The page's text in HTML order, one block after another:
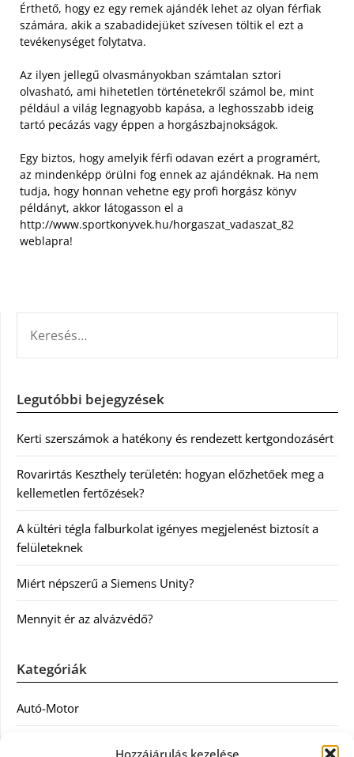
Hozzájárulás kezelése
Érthető, hogy ez egy remek ajándék lehet az olyan férfiak
számára, akik a szabadidejüket szívesen töltik el ezt a
tevékenységet folytatva.
Az ilyen jellegű olvasmányokban számtalan sztori
olvasható, ami hihetetlen történetekről számol be, mint
például a világ legnagyobb kapása, a leghosszabb ideig
tartó pecázás vagy éppen a horgászbajnokságok.
Egy biztos, hogy amelyik férfi odavan ezért a programért,
az mindenképp örülni fog ennek az ajándéknak. Ha nem
tudja, hogy honnan vehetne egy profi horgász könyv
példányt, akkor látogasson el a
http://www.sportkonyvek.hu/horgaszat_vadaszat_82
weblapra!
Legutóbbi bejegyzések
Kerti szerszámok a hatékony és rendezett kertgondozásért
Rovarirtás Keszthely területén: hogyan előzhetőek meg a
kellemetlen fertőzések?
A kültéri tégla falburkolat igényes megjelenést biztosít a
felületeknek
Miért népszerű a Siemens Unity?
Mennyit ér az alvázvédő?
Kategóriák
Autó-Motor